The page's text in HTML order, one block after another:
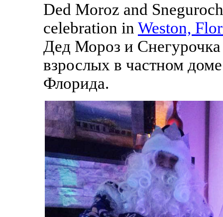
Ded Moroz and
celebration in Weston,
Дед Мороз и Снегурочка
взрослых в частном
Флорида.